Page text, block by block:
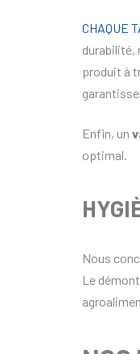
CHAQUE
durabilité,
produit à
Enfin, un
optimal.
Nous
Le